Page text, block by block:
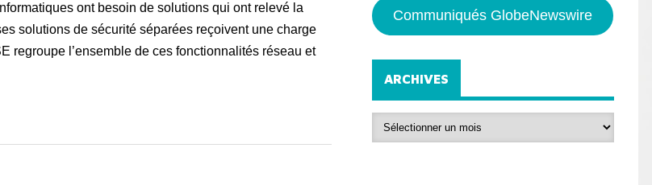
ont besoin de solutions qui ont relevé la
solutions de sécurité séparées reçoivent une charge
regroupe l’ensemble de ces fonctionnalités réseau et
Communiqués GlobeNewswire
ARCHIVES